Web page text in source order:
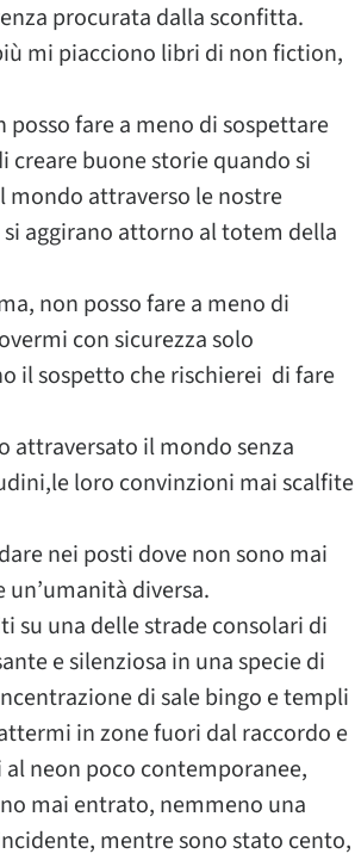
procurata dalla sconfitta.
mi piacciono libri di non fiction,
posso fare a meno di sospettare
creare buone storie quando si
mondo attraverso le nostre
aggirano attorno al totem della
non posso fare a meno di
con sicurezza solo
il sospetto che rischierei di fare
attraversato il mondo senza
loro convinzioni mai scalfite
nei posti dove non sono mai
diversa.
su una delle strade consolari di
e silenziosa in una specie di
di sale bingo e templi
in zone fuori dal raccordo e
neon poco contemporanee,
mai entrato, nemmeno una
mentre sono stato cento,